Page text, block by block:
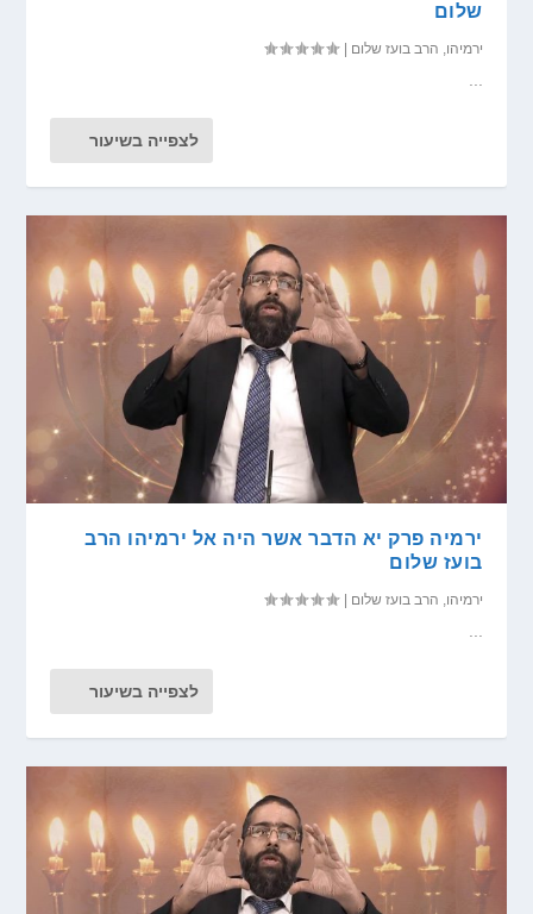
שלום
ירמיהו, הרב בועז שלום |
...
לצפייה בשיעור
ירמיה פרק יא הדבר אשר היה אל ירמיהו הרב
בועז שלום
ירמיהו, הרב בועז שלום |
לצפייה בשיעור